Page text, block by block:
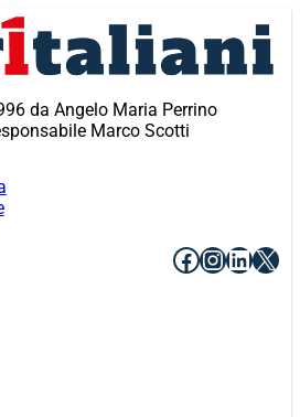
da Angelo Maria Perrino
Marco Scotti
Facebook
X